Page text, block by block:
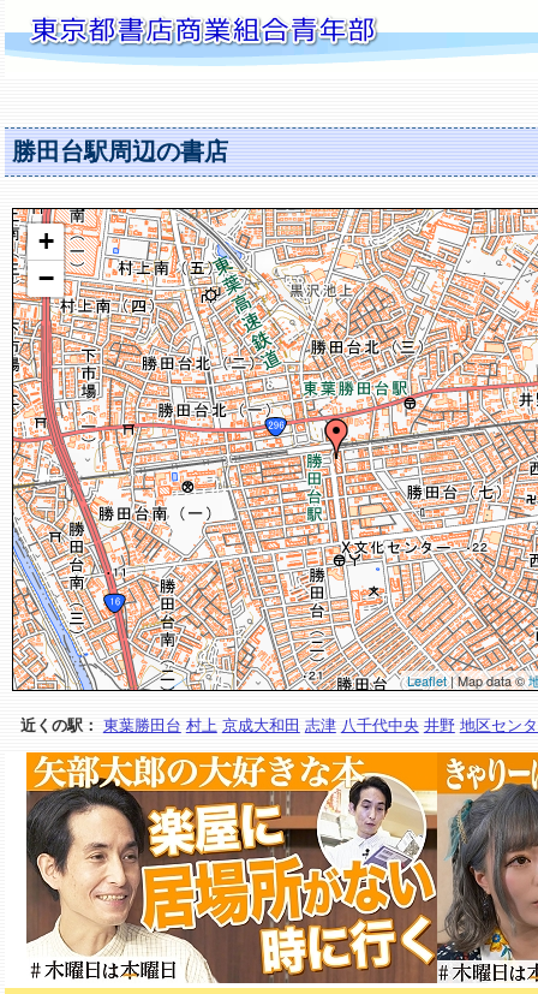
勝田台駅周辺の書店
+
−
Leaflet| Map data ©
近くの駅： 東葉勝田台 村上 京成大和田 志津 八千代中央 井野 地区セン